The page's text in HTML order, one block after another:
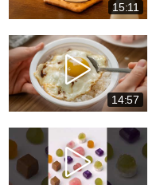
15:11
14:57